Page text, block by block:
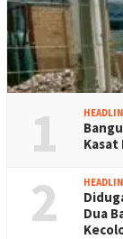
1
Kasat
2
Dua